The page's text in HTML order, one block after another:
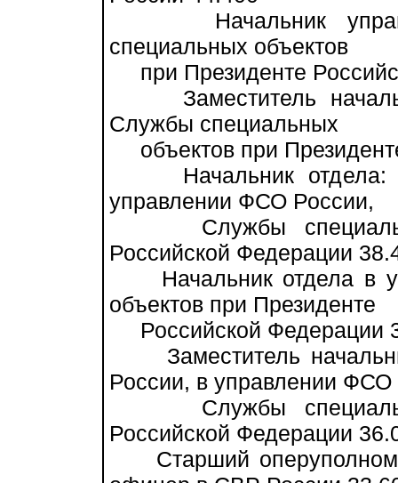
Начальник
специальных объектов
при Президенте
Заместитель
Службы специальных
объектов при
Начальник отдела:
управлении ФСО России,
Службы
Российской Федерации
Начальник отдела в
объектов при Президенте
Российской Федерации
Заместитель
России, в управлении ФСО
Службы
Российской Федерации
Старший